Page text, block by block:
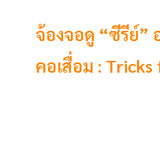
จ้องจอดู “ซีรีย์”
คอเสื่อม :